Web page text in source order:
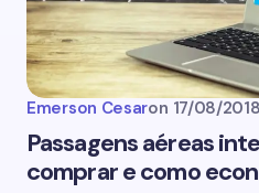
Emerson Cesaron 17/08/2018
Passagens aéreas
comprar e como